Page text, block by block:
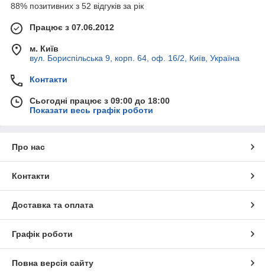
88% позитивних з 52 відгуків за рік
Працює з 07.06.2012
м. Київ
вул. Бориспільська 9, корп. 64, оф. 16/2, Київ, Україна
Контакти
Сьогодні працює з 09:00 до 18:00
Показати весь графік роботи
Про нас
Контакти
Доставка та оплата
Графік роботи
Повна версія сайту